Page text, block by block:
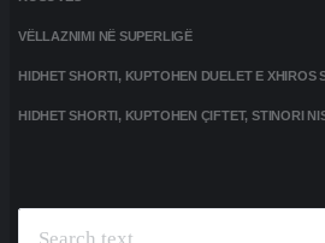
VËLLAZNIMI NË SUPERLIGË
HIDHET SHORTI, KUPTOHEN DUELET E XHIROS
HIDHET SHORTI, KUPTOHEN ÇIFTET, STINORI